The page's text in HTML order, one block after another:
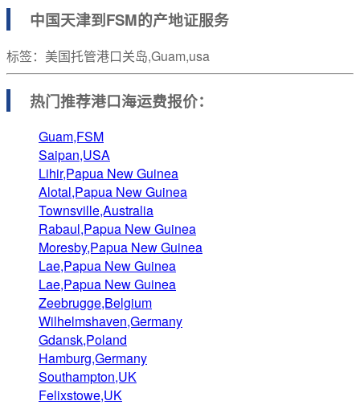
中国天津到FSM的产地证服务
标签：美国托管港口关岛,Guam,usa
热门推荐港口海运费报价：
Guam,FSM
Saipan,USA
Lihir,Papua New Guinea
Alotal,Papua New Guinea
Townsville,Australia
Rabaul,Papua New Guinea
Moresby,Papua New Guinea
Lae,Papua New Guinea
Lae,Papua New Guinea
Zeebrugge,Belgium
Wilhelmshaven,Germany
Gdansk,Poland
Hamburg,Germany
Southampton,UK
Felixstowe,UK